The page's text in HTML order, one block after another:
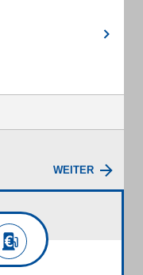
WEITER